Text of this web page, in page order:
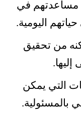
مساعدتهم في
اليومية.
من تحقيق
التي يمكن
بالمسئولية.